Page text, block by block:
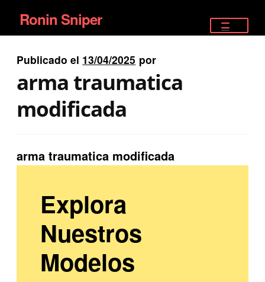
Ir
a
la
navegación
Ir
al
contenido
Ronin Sniper
PISTOLAS
SATELITALES
Publicado el 13/04/2025 por
arma traumatica
modificada
arma traumatica modificada
Explora
Nuestros
Modelos